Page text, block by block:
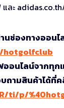
ละ
นช่องทางออนไ
อนไลน์จากทุก
ถามสินค้าได้ที่
ti/p/